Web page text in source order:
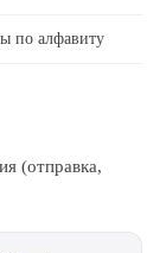
по алфавиту
(отправка,